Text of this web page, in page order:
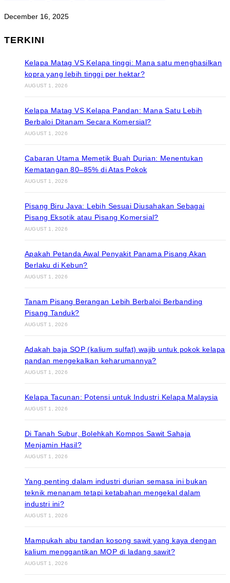
December 16, 2025
TERKINI
Kelapa Matag VS Kelapa tinggi: Mana satu menghasilkan
kopra yang lebih tinggi per hektar?
AUGUST 1, 2026
Kelapa Matag VS Kelapa Pandan: Mana Satu Lebih
Berbaloi Ditanam Secara Komersial?
AUGUST 1, 2026
Cabaran Utama Memetik Buah Durian: Menentukan
Kematangan 80–85% di Atas Pokok
AUGUST 1, 2026
Pisang Biru Java: Lebih Sesuai Diusahakan Sebagai
Pisang Eksotik atau Pisang Komersial?
AUGUST 1, 2026
Apakah Petanda Awal Penyakit Panama Pisang Akan
Berlaku di Kebun?
AUGUST 1, 2026
Tanam Pisang Berangan Lebih Berbaloi Berbanding
Pisang Tanduk?
AUGUST 1, 2026
Adakah baja SOP (kalium sulfat) wajib untuk pokok kelapa
pandan mengekalkan keharumannya?
AUGUST 1, 2026
Kelapa Tacunan: Potensi untuk Industri Kelapa Malaysia
AUGUST 1, 2026
Di Tanah Subur, Bolehkah Kompos Sawit Sahaja
Menjamin Hasil?
AUGUST 1, 2026
Yang penting dalam industri durian semasa ini bukan
teknik menanam tetapi ketabahan mengekal dalam
industri ini?
AUGUST 1, 2026
Mampukah abu tandan kosong sawit yang kaya dengan
kalium menggantikan MOP di ladang sawit?
AUGUST 1, 2026